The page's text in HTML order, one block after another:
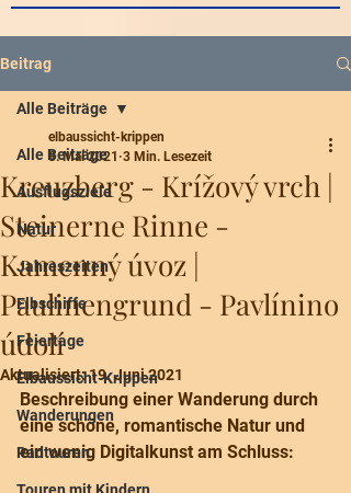
Beitrag
Alle Beiträge
Ausflugsziele
Natur
Jahreszeiten
Elbschiffe
Feiertage
Elbaussicht-Krippen
Wanderungen
Radtouren
Alle Beiträge
Kreuzberg - Krížový vrch |
Steinerne Rinne -
Kamenný úvoz |
Paulinengrund - Pavlínino
údolí
elbaussicht-krippen
8. Mai 2021 3 Min. Lesezeit
Aktualisiert:19. Juni 2021
Beschreibung einer Wanderung durch
eine schöne, romantische Natur und
ein wenig Digitalkunst am Schluss: